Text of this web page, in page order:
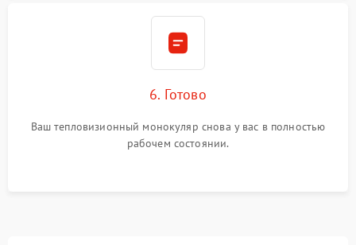
6. Готово
Ваш тепловизионный монокуляр снова у вас в полностью
рабочем состоянии.